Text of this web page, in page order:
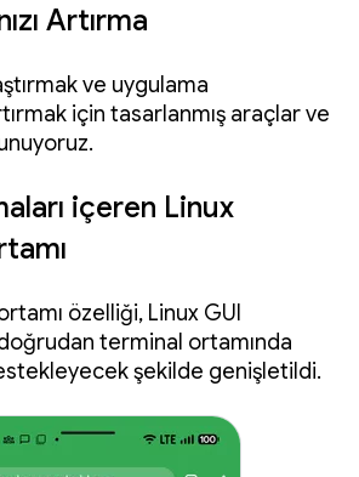
Artırma
ve uygulama
için tasarlanmış araçlar ve
içeren Linux
özelliği, Linux GUI
terminal ortamında
şekilde genişletildi.